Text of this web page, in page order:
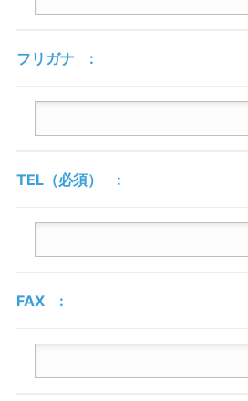
フリガナ
TEL （必須）
FAX